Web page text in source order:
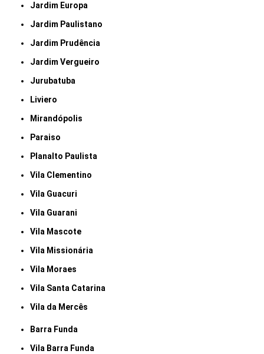
Jardim Europa
Jardim Paulistano
Jardim Prudência
Jardim Vergueiro
Jurubatuba
Liviero
Mirandópolis
Paraiso
Planalto Paulista
Vila Clementino
Vila Guacuri
Vila Guarani
Vila Mascote
Vila Missionária
Vila Moraes
Vila Santa Catarina
Vila da Mercês
Barra Funda
Vila Barra Funda